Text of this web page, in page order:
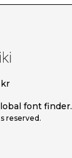
font finder.
reserved.